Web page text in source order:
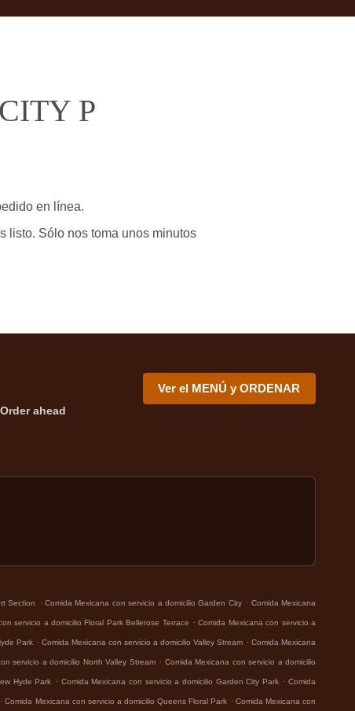
P
en línea.
listo. Sólo nos toma unos minutos
Order ahead
Ver el MENÚ y ORDENAR
Section Comida Mexicana con servicio a domicilio Garden City Comida Mexicana
servicio a domicilio Floral Park Bellerose Terrace Comida Mexicana con servicio a
Park Comida Mexicana con servicio a domicilio Valley Stream Comida Mexicana
servicio a domicilio North Valley Stream Comida Mexicana con servicio a domicilio
Hyde Park Comida Mexicana con servicio a domicilio Garden City Park Comida
Comida Mexicana con servicio a domicilio Queens Floral Park Comida Mexicana con